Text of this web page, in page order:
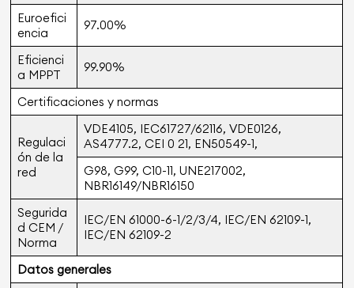
Euroefici
encia
97.00%
Eficienci
a MPPT
99.90%
Certificaciones y normas
Regulaci
ón de la
red
VDE4105, IEC61727/62116, VDE0126,
AS4777.2, CEI 0 21, EN50549-1,
G98, G99, C10-11, UNE217002,
NBR16149/NBR16150
Segurida
d CEM /
Norma
IEC/EN 61000-6-1/2/3/4, IEC/EN 62109-1,
IEC/EN 62109-2
Datos generales